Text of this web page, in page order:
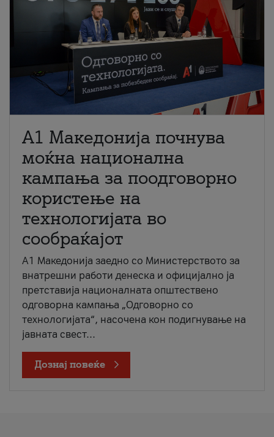
A1 Македонија почнува
моќна национална
кампања за поодговорно
користење на
технологијата во
сообраќајот
A1 Македонија заедно со Министерството за
внатрешни работи денеска и официјално ја
претставија националната општествено
одговорна кампања „Одговорно со
технологијата“, насочена кон подигнување на
јавната свест...
Дознај повеќе